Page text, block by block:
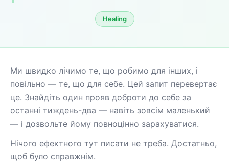
Healing
Ми швидко лічимо те, що робимо для інших, і
повільно — те, що для себе. Цей запит перевертає
це. Знайдіть один прояв доброти до себе за
останні тиждень-два — навіть зовсім маленький
— і дозвольте йому повноцінно зарахуватися.
Нічого ефектного тут писати не треба. Достатньо,
щоб було справжнім.